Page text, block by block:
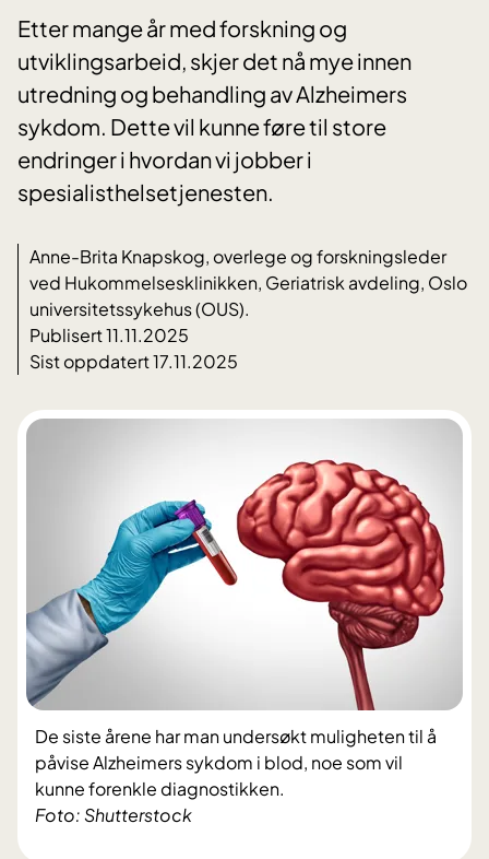
Etter mange år med forskning og
utviklingsarbeid, skjer det nå mye innen
utredning og behandling av Alzheimers
sykdom. Dette vil kunne føre til store
endringer i hvordan vi jobber i
spesialisthelsetjenesten.
Anne-Brita Knapskog, overlege og forskningsleder
ved Hukommelsesklinikken, Geriatrisk avdeling, Oslo
universitetssykehus (OUS).
Publisert 11.11.2025
Sist oppdatert 17.11.2025
Foto: Shutterstock
De siste årene har man undersøkt muligheten til å
påvise Alzheimers sykdom i blod, noe som vil
kunne forenkle diagnostikken.